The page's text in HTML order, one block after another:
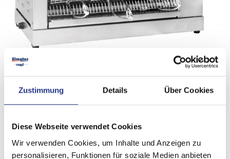
Zustimmung Details Über Cookies
Diese Webseite verwendet Cookies
Wir verwenden Cookies, um Inhalte und Anzeigen zu
personalisieren, Funktionen für soziale Medien anbieten